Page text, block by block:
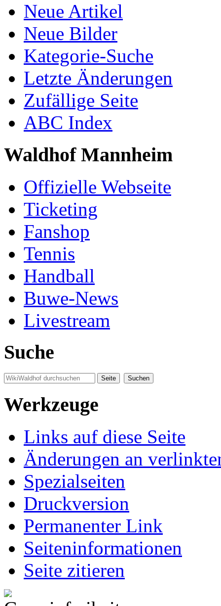
Neue Artikel
Neue Bilder
Kategorie-Suche
Letzte Änderungen
Zufällige Seite
ABC Index
Waldhof Mannheim
Offizielle Webseite
Ticketing
Fanshop
Tennis
Handball
Buwe-News
Livestream
Suche
Werkzeuge
Links auf diese Seite
Änderungen an
Spezialseiten
Druckversion
Permanenter Link
Seiten­informationen
Seite zitieren